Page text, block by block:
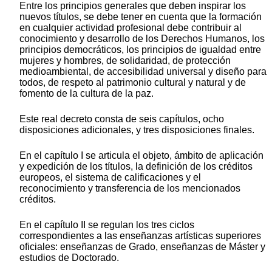
Entre los principios generales que deben inspirar los
nuevos títulos, se debe tener en cuenta que la formación
en cualquier actividad profesional debe contribuir al
conocimiento y desarrollo de los Derechos Humanos, los
principios democráticos, los principios de igualdad entre
mujeres y hombres, de solidaridad, de protección
medioambiental, de accesibilidad universal y diseño para
todos, de respeto al patrimonio cultural y natural y de
fomento de la cultura de la paz.
Este real decreto consta de seis capítulos, ocho
disposiciones adicionales, y tres disposiciones finales.
En el capítulo I se articula el objeto, ámbito de aplicación
y expedición de los títulos, la definición de los créditos
europeos, el sistema de calificaciones y el
reconocimiento y transferencia de los mencionados
créditos.
En el capítulo II se regulan los tres ciclos
correspondientes a las enseñanzas artísticas superiores
oficiales: enseñanzas de Grado, enseñanzas de Máster y
estudios de Doctorado.